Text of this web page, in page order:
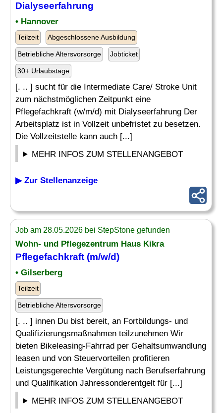
Dialyseerfahrung
• Hannover
Teilzeit Abgeschlossene Ausbildung
Betriebliche Altersvorsorge Jobticket
30+ Urlaubstage
[. .. ] sucht für die Intermediate Care/ Stroke Unit
zum nächstmöglichen Zeitpunkt eine
Pflegefachkraft (w/m/d) mit Dialyseerfahrung Der
Arbeitsplatz ist in Vollzeit unbefristet zu besetzen.
Die Vollzeitstelle kann auch [...]
MEHR INFOS ZUM STELLENANGEBOT
▶ Zur Stellenanzeige
Job am 28.05.2026 bei StepStone gefunden
Wohn- und Pflegezentrum Haus Kikra
Pflegefachkraft (m/w/d)
• Gilserberg
Teilzeit
Betriebliche Altersvorsorge
[. .. ] innen Du bist bereit, an Fortbildungs- und
Qualifizierungsmaßnahmen teilzunehmen Wir
bieten Bikeleasing-Fahrrad per Gehaltsumwandlung
leasen und von Steuervorteilen profitieren
Leistungsgerechte Vergütung nach Berufserfahrung
und Qualifikation Jahressonderentgelt für [...]
MEHR INFOS ZUM STELLENANGEBOT